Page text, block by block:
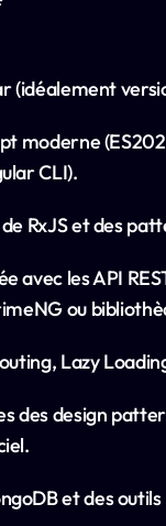
(idéalement
moderne
CLI).
RxJS et des
avec les API
ou
Lazy
des design
et des